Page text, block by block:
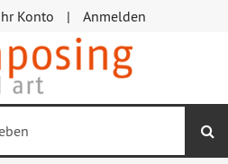
Konto Anmelden